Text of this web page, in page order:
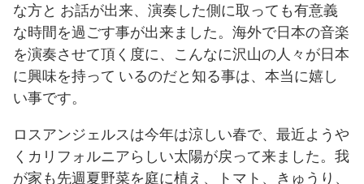
な方と お話が出来、演奏した側に取っても有意義
な時間を過ごす事が出来ました。海外で日本の音楽
を演奏させて頂く度に、こんなに沢山の人々が日本
に興味を持って いるのだと知る事は、本当に嬉し
い事です。
ロスアンジェルスは今年は涼しい春で、最近ようや
くカリフォルニアらしい太陽が戻って来ました。我
が家も先週夏野菜を庭に植え、トマト、きゅうり、